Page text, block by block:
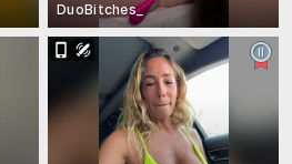
DuoBitches_